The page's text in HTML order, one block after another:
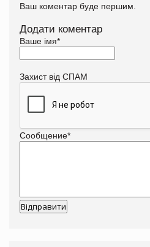
Ваш коментар буде першим.
Додати коментар
Ваше імя*
Захист від СПАМ
Сообщение*